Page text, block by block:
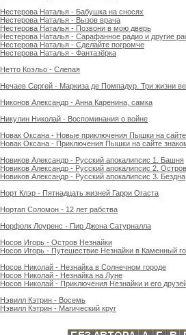
Нестерова Наталья - Бабушка на сносях
Нестерова Наталья - Вызов врача
Нестерова Наталья - Позвони в мою дверь
Нестерова Наталья - Сарафанное радио и другие
Нестерова Наталья - Сделайте погромче
Нестерова Наталья - Фантазёрка
Нетто Коэльо - Слепая
Нечаев Сергей - Маркиза де Помпадур. Три жизни
Никонов Александр - Анна Каренина, самка
Никулин Николай - Воспоминания о войне
Новак Оксана - Новые приключения Пышки на
Новак Оксана - Приключения Пышки на сайте
Новиков Александр - Русский апокалипсис 1. Башня
Новиков Александр - Русский апокалипсис 2. Остров
Новиков Александр - Русский апокалипсис 3. Бездна
Норт Клэр - Пятнадцать жизней Гарри Огаста
Нортап Соломон - 12 лет рабства
Норфолк Лоуренс - Пир Джона Сатурналла
Носов Игорь - Остров Незнайки
Носов Игорь - Путешествие Незнайки в Каменный
Носов Николай - Незнайка в Солнечном городе
Носов Николай - Незнайка на Луне
Носов Николай - Приключения Незнайки и его
Нэвилл Кэтрин - Восемь
Нэвилл Кэтрин - Магический круг